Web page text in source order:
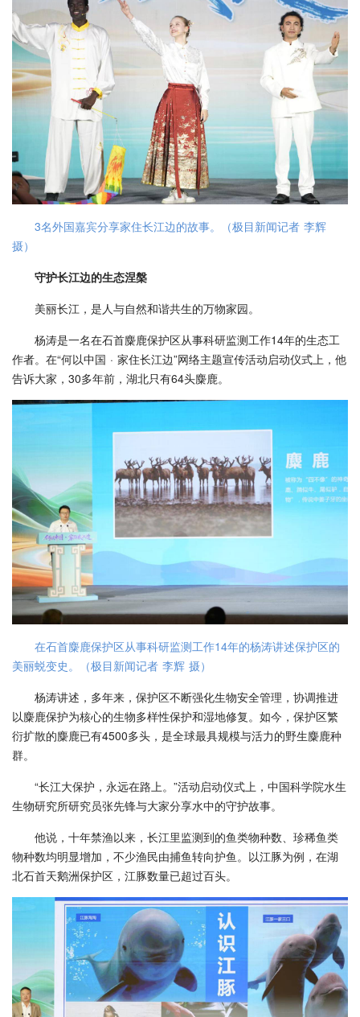
3名外国嘉宾分享家住长江边的故事。（极目新闻记者 李辉
摄）
守护长江边的生态涅槃
美丽长江，是人与自然和谐共生的万物家园。
杨涛是一名在石首麋鹿保护区从事科研监测工作14年的生态工
作者。在“何以中国 · 家住长江边”网络主题宣传活动启动仪式上，他
告诉大家，30多年前，湖北只有64头麋鹿。
在石首麋鹿保护区从事科研监测工作14年的杨涛讲述保护区的
美丽蜕变史。（极目新闻记者 李辉 摄）
杨涛讲述，多年来，保护区不断强化生物安全管理，协调推进
以麋鹿保护为核心的生物多样性保护和湿地修复。如今，保护区繁
衍扩散的麋鹿已有4500多头，是全球最具规模与活力的野生麋鹿种
群。
“长江大保护，永远在路上。”活动启动仪式上，中国科学院水生
生物研究所研究员张先锋与大家分享水中的守护故事。
他说，十年禁渔以来，长江里监测到的鱼类物种数、珍稀鱼类
物种数均明显增加，不少渔民由捕鱼转向护鱼。以江豚为例，在湖
北石首天鹅洲保护区，江豚数量已超过百头。